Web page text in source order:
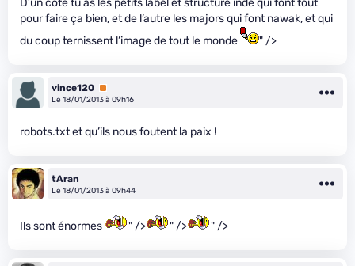
D’un côté tu as les petits label et structure indé qui font tout
pour faire ça bien, et de l’autre les majors qui font nawak, et qui
du coup ternissent l’image de tout le monde
" />
vince120 Premium
Le 18/01/2013 à 09h16
robots.txt et qu’ils nous foutent la paix !
tAran
Le 18/01/2013 à 09h44
Ils sont énormes " /> " /> " />